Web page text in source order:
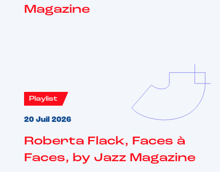
Magazine
Playlist
20 Juil 2026
Roberta Flack, Faces à
Faces, by Jazz Magazine